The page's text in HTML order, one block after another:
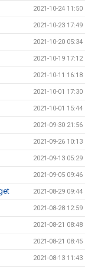
2021-10-24 11:50
2021-10-23 17:49
2021-10-20 05:34
2021-10-19 17:12
2021-10-11 16:18
2021-10-01 17:30
2021-10-01 15:44
2021-09-30 21:56
2021-09-26 10:13
2021-09-13 05:29
2021-09-05 09:46
2021-08-29 09:44
2021-08-28 12:59
2021-08-21 08:48
2021-08-21 08:45
2021-08-13 11:43